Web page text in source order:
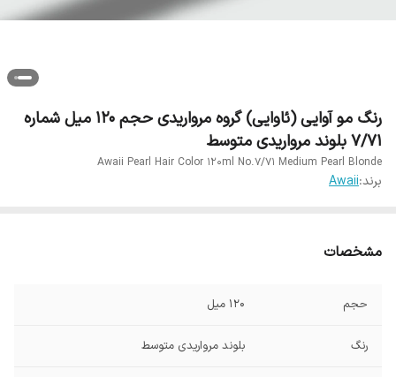
رنگ مو آوایی (ئاوایی) گروه مرواریدی حجم 120 میل شماره
7/71 بلوند مرواریدی متوسط
Awaii Pearl Hair Color 120ml No.7/71 Medium Pearl Blonde
برند:Awaii
مشخصات
حجم 120 میل
رنگ بلوند مرواریدی متوسط